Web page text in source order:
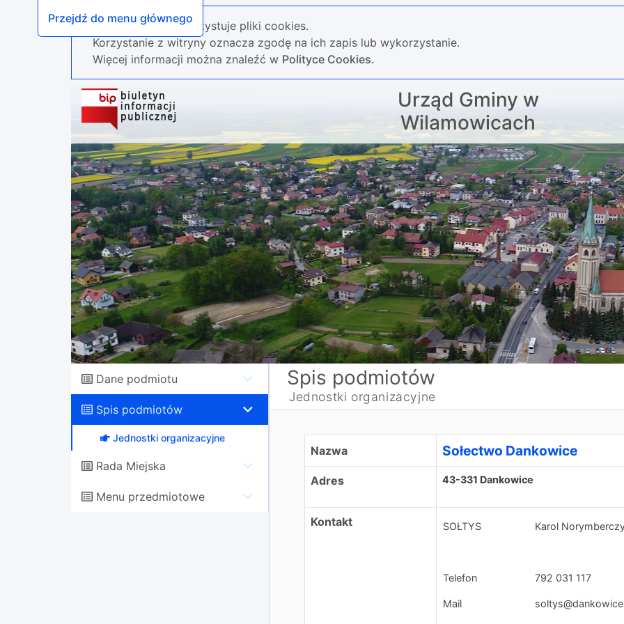
Przejdź do menu głównego
Nasza strona wykorzystuje pliki cookies.
Korzystanie z witryny oznacza zgodę na ich zapis lub wykorzystanie.
Więcej informacji można znaleźć w Polityce Cookies.
Urząd Gminy w
Wilamowicach
Dane podmiotu
Spis podmiotów
Jednostki organizacyjne
Rada Miejska
Menu przedmiotowe
Spis podmiotów
Jednostki organizacyjne
Nazwa Sołectwo Dankowice
Adres 43-331 Dankowice
Kontakt SOŁTYS Karol
Telefon 792 031 117
Mail